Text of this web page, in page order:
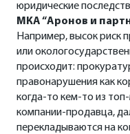
юридические
МКА “Аронов и
Например, высок риск
или
происходит:
правонарушения как
когда-то кем-то из
компании-продавца,
перекладываются на